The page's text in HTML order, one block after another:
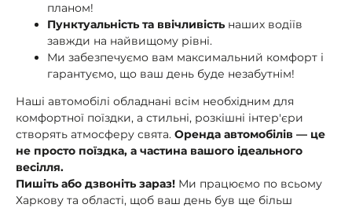
планом!
Пунктуальність та ввічливістьнаших водіїв
завжди на найвищому рівні.
Ми забезпечуємо вам максимальний комфорт і
гарантуємо, що ваш день буде незабутнім!
Наші автомобілі обладнані всім необхідним для
комфортної поїздки, а стильні, розкішні інтер'єри
створять атмосферу свята. Оренда автомобілів — це
не просто поїздка, а частина вашого ідеального
весілля.
Пишіть або дзвоніть зараз! Ми працюємо по всьому
Харкову та області, щоб ваш день був ще більш